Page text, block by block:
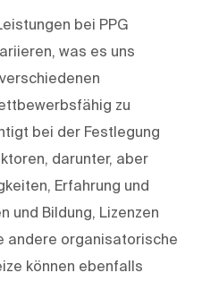
bei PPG
was es uns
zu
bei der Festlegung
darunter, aber
Erfahrung und
und Bildung, Lizenzen
andere organisatorische
können ebenfalls